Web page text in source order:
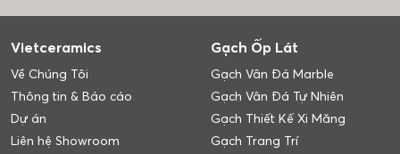
Vietceramics
Về Chúng Tôi
Thông tin & Báo cáo
Dự án
Liên hệ Showroom
Gạch Ốp Lát
Gạch Vân Đá Marble
Gạch Vân Đá Tự Nhiên
Gạch Thiết Kế Xi Măng
Gạch Trang Trí